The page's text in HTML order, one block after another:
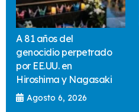
A 81 años del
genocidio perpetrado
por EE.UU. en
Hiroshima y Nagasaki
Agosto 6, 2026